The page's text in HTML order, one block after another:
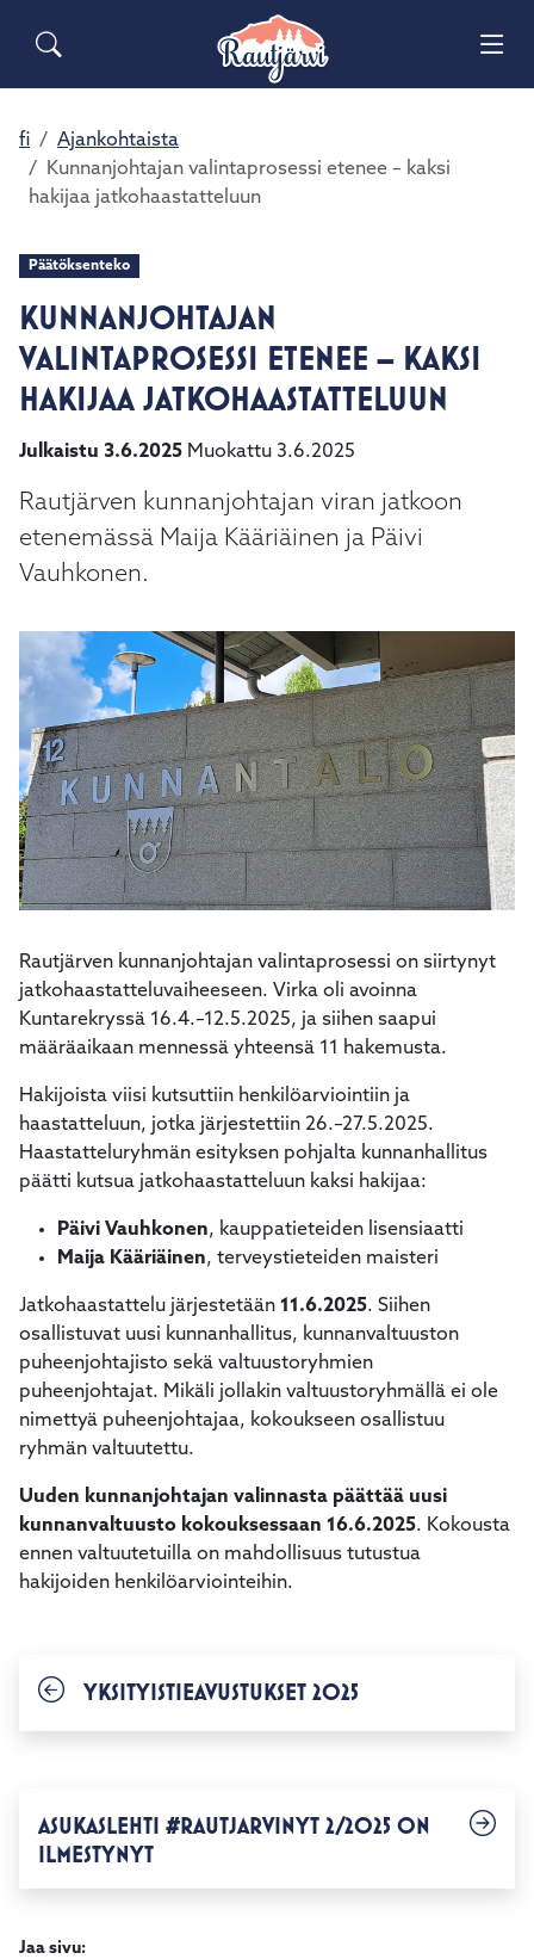
Siirry pääsisältöön Siirry päävalikkoon
Sähköiset lomakkeet
Haku
Valitse
oleva
tulos
ylös-
alasnuolilla.
valittuun
hakutulokseen
painamalla
enteriä.
käyttäjät
voivat
käyttää
kosketus-
ja
Asuminen ja ympäristö
Opetus ja kasvatus
Hyvinvointi ja terveys
Kulttuuri ja vapaa-aika
Kunta ja päätöksenteko
Elinvoima ja työ
fi
Ajankohtaista
Kunnanjohtajan valintaprosessi etenee – kaksi
hakijaa jatkohaastatteluun
Päätöksenteko
KUNNANJOHTAJAN
VALINTAPROSESSI ETENEE – KAKSI
HAKIJAA JATKOHAASTATTELUUN
Julkaistu 3.6.2025 Muokattu 3.6.2025
Rautjärven kunnanjohtajan viran jatkoon
etenemässä Maija Kääriäinen ja Päivi
Vauhkonen.
Rautjärven kunnanjohtajan valintaprosessi on siirtynyt
jatkohaastatteluvaiheeseen. Virka oli avoinna
Kuntarekryssä 16.4.–12.5.2025, ja siihen saapui
määräaikaan mennessä yhteensä 11 hakemusta.
Hakijoista viisi kutsuttiin henkilöarviointiin ja
haastatteluun, jotka järjestettiin 26.–27.5.2025.
Haastatteluryhmän esityksen pohjalta kunnanhallitus
päätti kutsua jatkohaastatteluun kaksi hakijaa:
Päivi Vauhkonen, kauppatieteiden lisensiaatti
Maija Kääriäinen, terveystieteiden maisteri
Jatkohaastattelu järjestetään 11.6.2025. Siihen
osallistuvat uusi kunnanhallitus, kunnanvaltuuston
puheenjohtajisto sekä valtuustoryhmien
puheenjohtajat. Mikäli jollakin valtuustoryhmällä ei ole
nimettyä puheenjohtajaa, kokoukseen osallistuu
ryhmän valtuutettu.
Uuden kunnanjohtajan valinnasta päättää uusi
kunnanvaltuusto kokouksessaan 16.6.2025. Kokousta
ennen valtuutetuilla on mahdollisuus tutustua
hakijoiden henkilöarviointeihin.
YKSITYISTIEAVUSTUKSET 2025
ASUKASLEHTI #RAUTJARVINYT 2/2025 ON
ILMESTYNYT
Jaa sivu: